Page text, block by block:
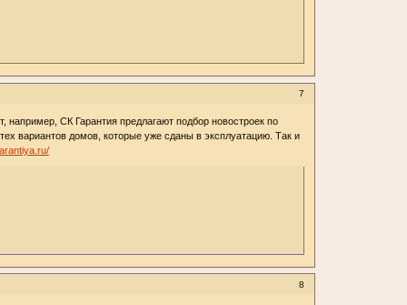
7
СК Гарантия предлагают подбор новостроек по
вариантов домов, которые уже сданы в эксплуатацию. Так и
8